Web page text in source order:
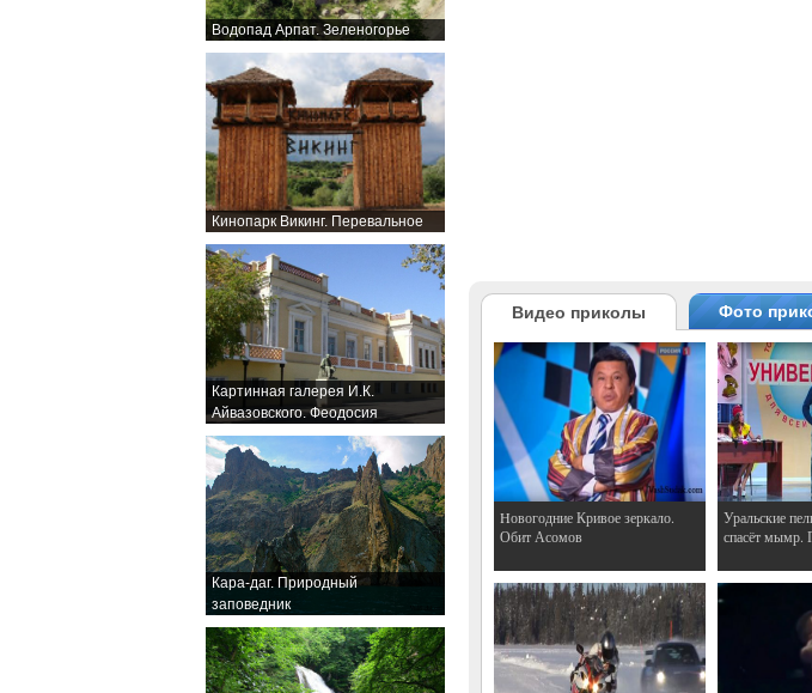
Водопад Арпат. Зеленогорье
Кинопарк Викинг. Перевальное
Картинная галерея И.К.
Айвазовского. Феодосия
Кара-даг. Природный
заповедник
Видео приколы Фото
Hовогодние Кривое зеркало.
Обит Асомов
Уральские
спасёт мымр.